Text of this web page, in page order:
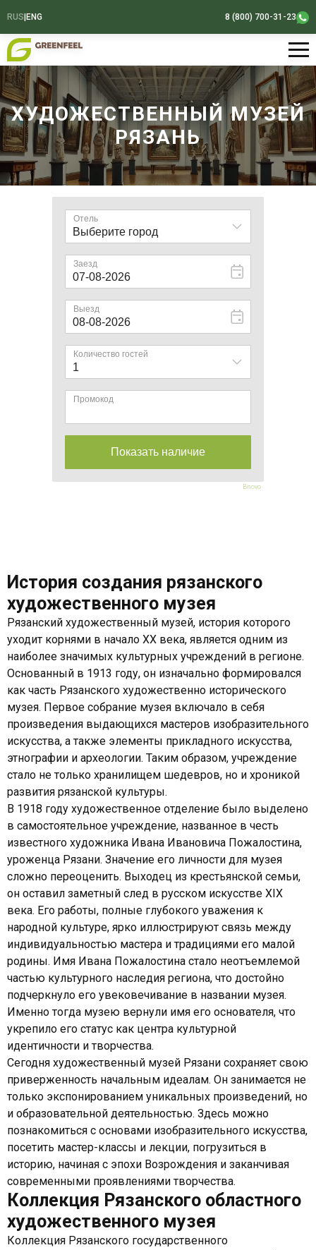
RUS ENG 8 (800) 700-31-23
ХУДОЖЕСТВЕННЫЙ МУЗЕЙ
РЯЗАНЬ
Bnovo
История создания рязанского
художественного музея
Рязанский художественный музей, история которого
уходит корнями в начало XX века, является одним из
наиболее значимых культурных учреждений в регионе.
Основанный в 1913 году, он изначально формировался
как часть Рязанского художественно исторического
музея. Первое собрание музея включало в себя
произведения выдающихся мастеров изобразительного
искусства, а также элементы прикладного искусства,
этнографии и археологии. Таким образом, учреждение
стало не только хранилищем шедевров, но и хроникой
развития рязанской культуры.
В 1918 году художественное отделение было выделено
в самостоятельное учреждение, названное в честь
известного художника Ивана Ивановича Пожалостина,
уроженца Рязани. Значение его личности для музея
сложно переоценить. Выходец из крестьянской семьи,
он оставил заметный след в русском искусстве XIX
века. Его работы, полные глубокого уважения к
народной культуре, ярко иллюстрируют связь между
индивидуальностью мастера и традициями его малой
родины. Имя Ивана Пожалостина стало неотъемлемой
частью культурного наследия региона, что достойно
подчеркнуло его увековечивание в названии музея.
Именно тогда музею вернули имя его основателя, что
укрепило его статус как центра культурной
идентичности и творчества.
Сегодня художественный музей Рязани сохраняет свою
приверженность начальным идеалам. Он занимается не
только экспонированием уникальных произведений, но
и образовательной деятельностью. Здесь можно
познакомиться с основами изобразительного искусства,
посетить мастер-классы и лекции, погрузиться в
историю, начиная с эпохи Возрождения и заканчивая
современными проявлениями творчества.
Коллекция Рязанского областного
художественного музея
Коллекция Рязанского государственного